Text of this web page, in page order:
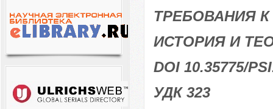
ТРЕБОВАНИЯ
ИСТОРИЯ И
DOI 10.35775/
УДК 323